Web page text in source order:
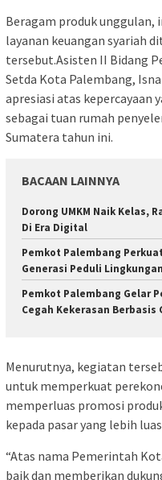
Beragam produk unggulan,
layanan keuangan syariah
tersebut.Asisten II Bidang
Setda Kota Palembang,
apresiasi atas kepercayaan
sebagai tuan rumah
Sumatera tahun ini.
BACAAN LAINNYA
Dorong UMKM Naik Kelas,
Di Era Digital
Pemkot Palembang
Generasi Peduli
Pemkot Palembang Gelar
Cegah Kekerasan Berbasis
Menurutnya, kegiatan
untuk memperkuat
memperluas promosi
kepada pasar yang lebih
“Atas nama Pemerintah
baik dan memberikan